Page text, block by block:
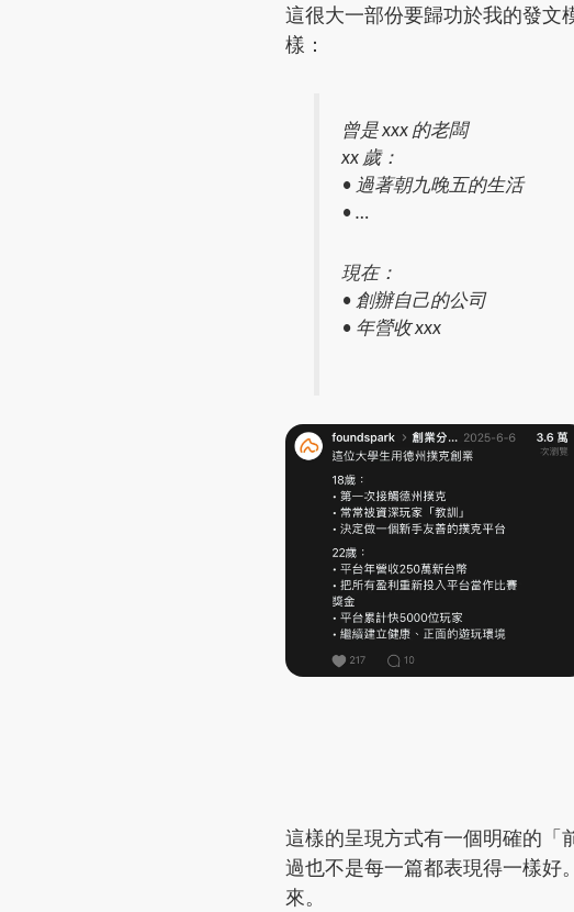
這很大一部份要歸功於我的發文
樣：
曾是 xxx 的老闆
xx 歲：
• 過著朝九晚五的生活
• …
現在：
• 創辦自己的公司
• 年營收 xxx
這樣的呈現方式有一個明確的「
過也不是每一篇都表現得一樣好
來。